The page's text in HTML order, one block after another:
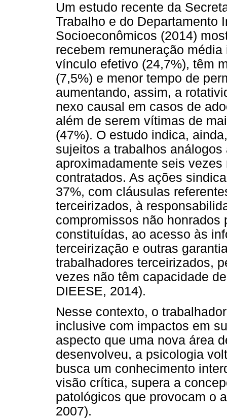
Um estudo recente da
Trabalho e do Departamento
Socioeconômicos (2014)
recebem remuneração
vínculo efetivo (24,7%), têm
(7,5%) e menor tempo de
aumentando, assim, a
nexo causal em casos de
além de serem vítimas de
(47%). O estudo indica,
sujeitos a trabalhos
aproximadamente seis
contratados. As ações
37%, com cláusulas
terceirizados, à
compromissos não
constituídas, ao acesso às
terceirização e outras
trabalhadores terceirizados,
vezes não têm capacidade
DIEESE, 2014).
Nesse contexto, o
inclusive com impactos em
aspecto que uma nova área
desenvolveu, a psicologia
busca um conhecimento
visão crítica, supera a
patológicos que provocam o
2007).